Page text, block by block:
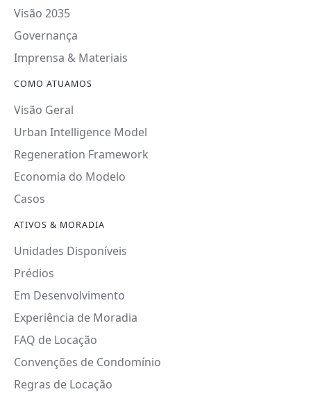
Visão 2035
Governança
Imprensa & Materiais
COMO ATUAMOS
Visão Geral
Urban Intelligence Model
Regeneration Framework
Economia do Modelo
Casos
ATIVOS & MORADIA
Unidades Disponíveis
Prédios
Em Desenvolvimento
Experiência de Moradia
FAQ de Locação
Convenções de Condomínio
Regras de Locação